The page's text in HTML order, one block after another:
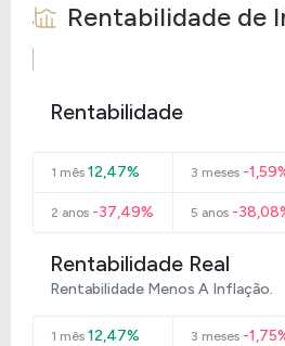
Rentabilidade de
Rentabilidade
1 mês 12,47% 3 meses -
2 anos -37,49% 5 anos -
Rentabilidade Real
Rentabilidade Menos A Inflação.
1 mês 12,47% 3 meses -